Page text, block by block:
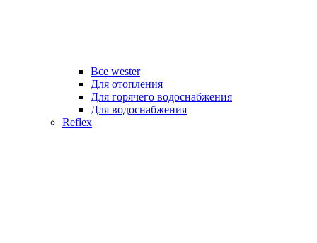
Все wester
Для отопления
Для горячего водоснабжения
Для водоснабжения
Reflex